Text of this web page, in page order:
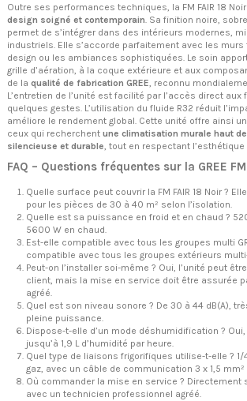
Outre ses performances techniques, la FM FAIR 18
design soigné et contemporain . Sa finition noire,
permet de s’intégrer dans des intérieurs modernes,
industriels. Elle s’accorde parfaitement avec les
design ou les ambiances sophistiquées. Le soin
grille d’aération, à la coque extérieure et aux
de la qualité de fabrication GREE , reconnu
L’entretien de l’unité est facilité par l’accès direct aux
quelques gestes. L’utilisation du fluide R32 réduit
améliore le rendement global. Cette unité offre ainsi
ceux qui recherchent une climatisation murale haut
silencieuse et durable , tout en respectant
FAQ – Questions fréquentes sur la GREE FM
Quelle surface peut couvrir la FM FAIR 18 Noir ?
pour les pièces de 30 à 40 m² selon l’isolation.
Quelle est sa puissance en froid et en chaud ?
5600 W en chaud.
Est-elle compatible avec tous les groupes multi
compatible avec tous les groupes extérieurs multi-
Peut-on l’installer soi-même ? Oui, l’unité peut
client, mais la mise en service doit être assurée
agréé.
Quel est son niveau sonore ? De 30 à 44 dB(A),
pleine puissance.
Dispose-t-elle d’un mode déshumidification ?
jusqu’à 1,9 L d’humidité par heure.
Quel type de liaisons frigorifiques utilise-t-elle ? 1/
gaz, avec un câble de communication 3 x 1,5 mm²
Où commander la mise en service ? Directement
avec un technicien professionnel agréé.